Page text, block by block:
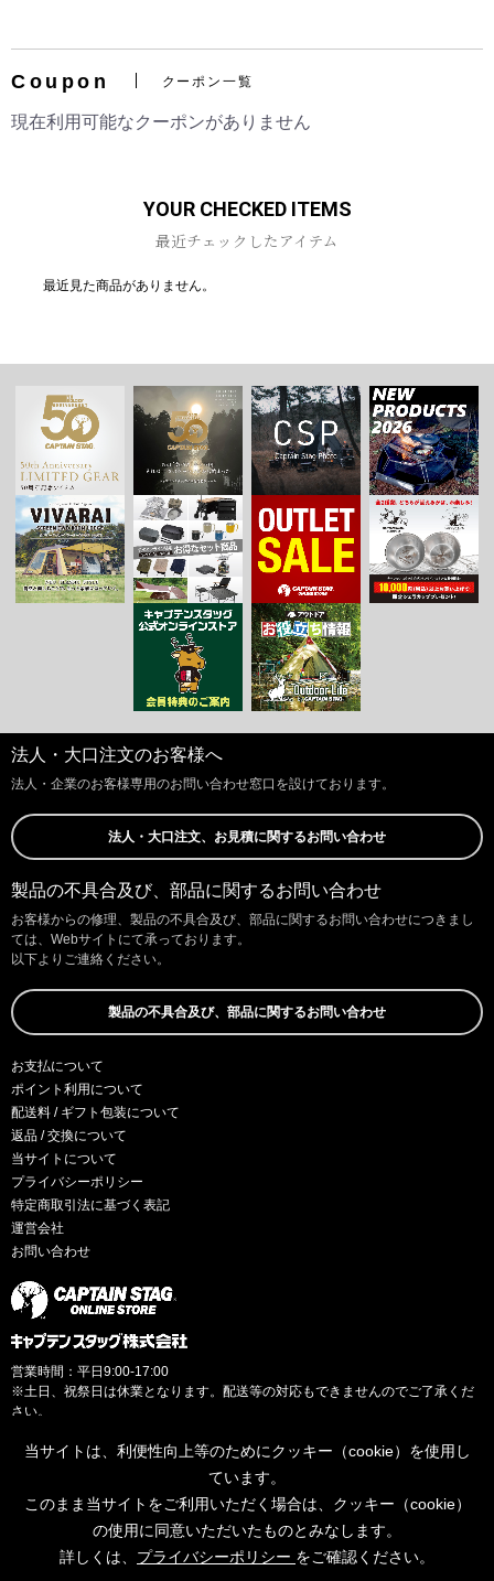
Coupon クーポン一覧
現在利用可能なクーポンがありません
YOUR CHECKED ITEMS
最近チェックしたアイテム
最近見た商品がありません。
法人・大口注文のお客様へ
法人・企業のお客様専用のお問い合わせ窓口を設けております。
法人・大口注文、お見積に関するお問い合わせ
製品の不具合及び、部品に関するお問い合わせ
お客様からの修理、製品の不具合及び、部品に関するお問い合わせにつきまし
ては、Webサイトにて承っております。
以下よりご連絡ください。
製品の不具合及び、部品に関するお問い合わせ
お支払について
ポイント利用について
配送料 / ギフト包装について
返品 / 交換について
当サイトについて
プライバシーポリシー
特定商取引法に基づく表記
運営会社
お問い合わせ
営業時間：平日9:00-17:00
※土日、祝祭日は休業となります。配送等の対応もできませんのでご了承くだ
さい。
当サイトは、利便性向上等のためにクッキー（cookie）を使用し
ています。
このまま当サイトをご利用いただく場合は、クッキー（cookie）
の使用に同意いただいたものとみなします。
詳しくは、 プライバシーポリシー をご確認ください。